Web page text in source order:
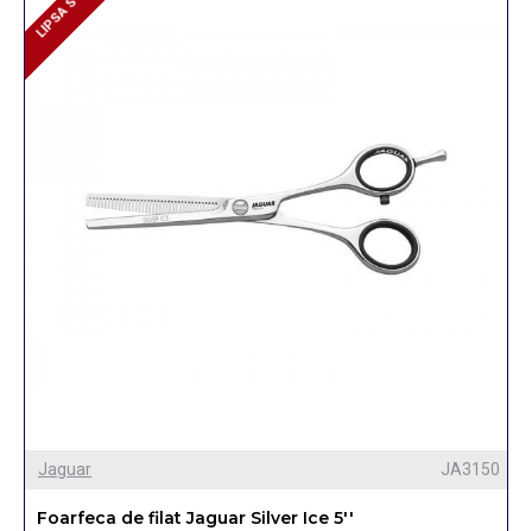
LIPSA STOC
Jaguar JA3150
Foarfeca de filat Jaguar Silver Ice 5''